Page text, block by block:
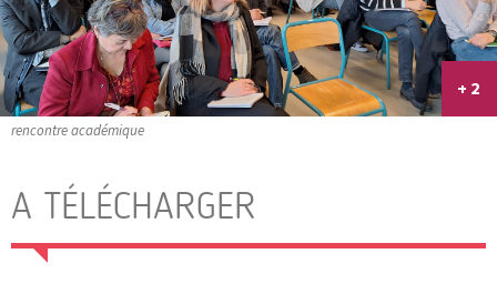
rencontre académique
+ 2
A TÉLÉCHARGER